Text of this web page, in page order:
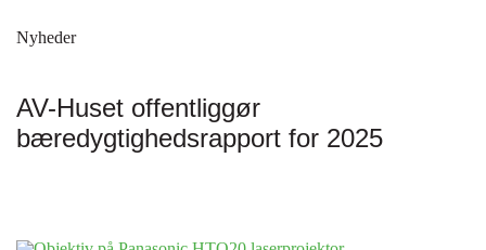
Nyheder
AV-Huset offentliggør
bæredygtighedsrapport for 2025